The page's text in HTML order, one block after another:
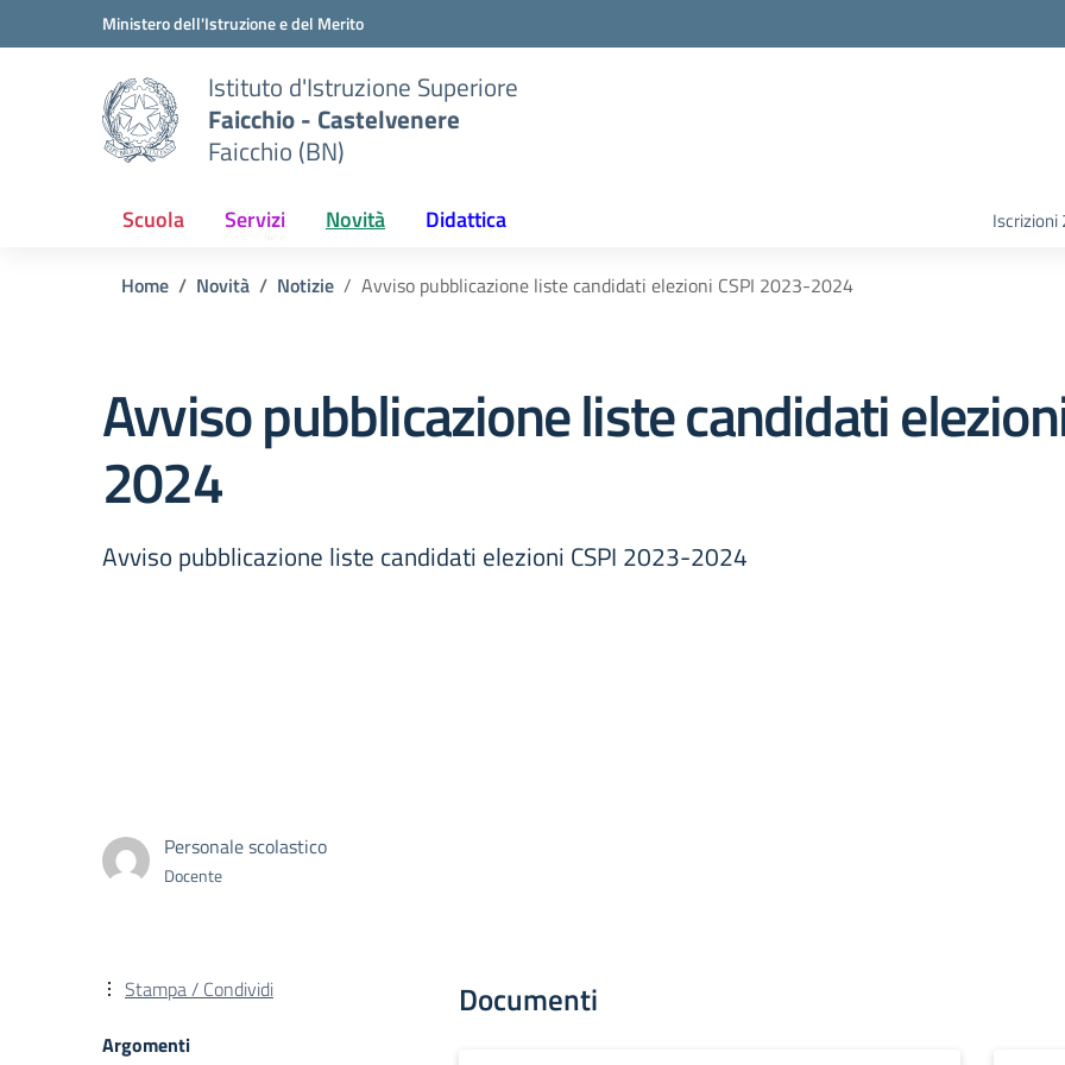
Vai ai contenuti
Vai al menu di navigazioneMinistero dell'Istruzione e del Merito
Istituto d'Istruzione Superiore
Faicchio - Castelvenere
Faicchio (BN)
Scuola Servizi Novità Didattica
Home Novità Notizie Avviso pubblicazione liste candidati elezioni CSPI 2023-2024
Avviso pubblicazione liste candidati
2024
Avviso pubblicazione liste candidati elezioni CSPI 2023-2024
Personale scolastico
Docente
Documenti
Stampa / Condividi
Argomenti